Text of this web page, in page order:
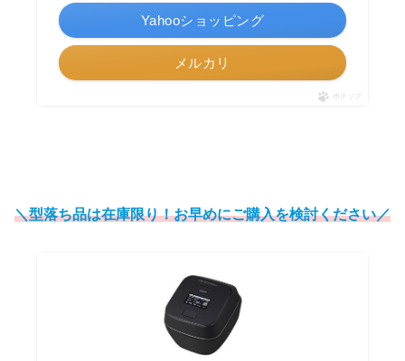
Yahooショッピング
メルカリ
ポチップ
＼型落ち品は在庫限り！お早めにご購入を検討ください／